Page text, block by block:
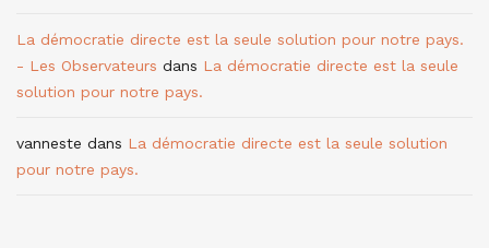
La démocratie directe est la seule solution pour notre pays.
- Les Observateurs dans La démocratie directe est la seule
solution pour notre pays.
vanneste dans La démocratie directe est la seule solution
pour notre pays.